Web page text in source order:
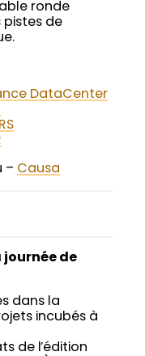
ronde
pistes de
DataCenter
– Causa
journée de
dans la
incubés à
de l’édition